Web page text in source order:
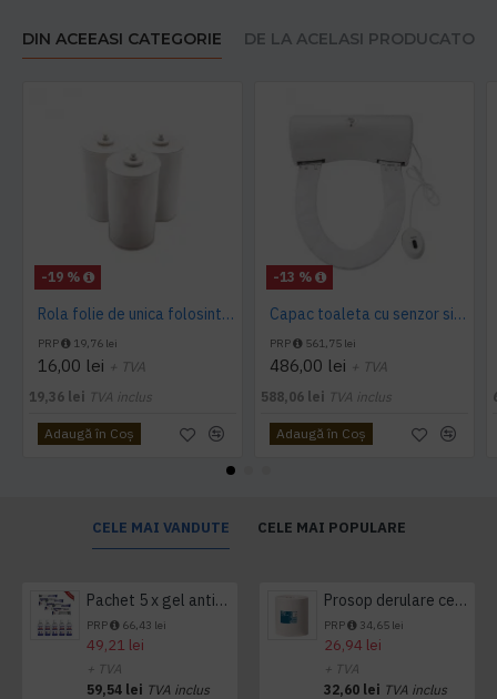
DIN ACEEASI CATEGORIE DE LA ACELASI PRODUCATOR
-19 %
Rola folie de unica folosinta, cu 60 utilizari, pentru capacele de toaleta cu buton, Sanito
PRP 19,76 lei
16,00 lei + TVA
19,36 lei TVA inclus
Adaugă în Coş
-13 %
Capac toaleta cu senzor si buton - folie 135 utilizari, Navisani
PRP 561,75 lei
486,00 lei + TVA
588,06 lei TVA inclus
Adaugă în Coş
CELE MAI VANDUTE CELE MAI POPULARE
Pachet 5 x gel antibacterian 50ml si 3 x Servetele antibacteriene 48 buc Hygienium
PRP 66,43 lei
49,21 lei
+ TVA
59,54 lei TVA inclus
Prosop derulare centrala 1 pliu, 300 m Tork
PRP 34,65 lei
26,94 lei
+ TVA
32,60 lei TVA inclus